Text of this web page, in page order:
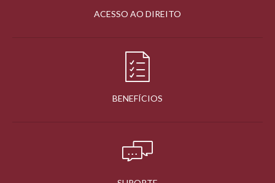
ACESSO AO DIREITO
BENEFÍCIOS